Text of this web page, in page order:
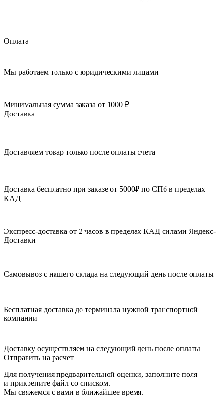
Оплата
Мы работаем только с юридическими лицами
Минимальная сумма заказа от 1000 ₽
Доставка
Доставляем товар только после оплаты счета
Доставка бесплатно при заказе от 5000₽ по СПб в пределах
КАД
Экспресс-доставка от 2 часов в пределах КАД силами Яндекс-
Доставки
Самовывоз с нашего склада на следующий день после оплаты
Бесплатная доставка до терминала нужной транспортной
компании
Доставку осуществляем на следующий день после оплаты
Отправить на расчет
Для получения предварительной оценки, заполните поля
и прикрепите файл со списком.
Мы свяжемся с вами в ближайшее время.